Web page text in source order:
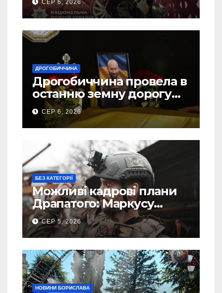
СЕР 6, 2026
ДРОГОБИЧЧИНА
Дрогобиччина провела в
останню земну дорогу
свого Захисника – Олега
Торського
СЕР 6, 2026
БЕЗ КАТЕГОРІЇ
Можливі кадрові плани
Драпатого: Маркусу
пророкують важливу
посаду у ЗСУ
СЕР 5, 2026
НОВИНИ БОРИСЛАВА